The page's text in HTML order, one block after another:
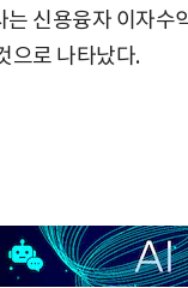
신용융자 이자수
으로 나타났다.